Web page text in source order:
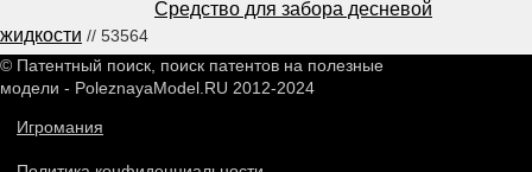
Средство для забора десневой
жидкости // 53564
© Патентный поиск, поиск патентов на полезные
модели - PoleznayaModel.RU 2012-2024
Игромания